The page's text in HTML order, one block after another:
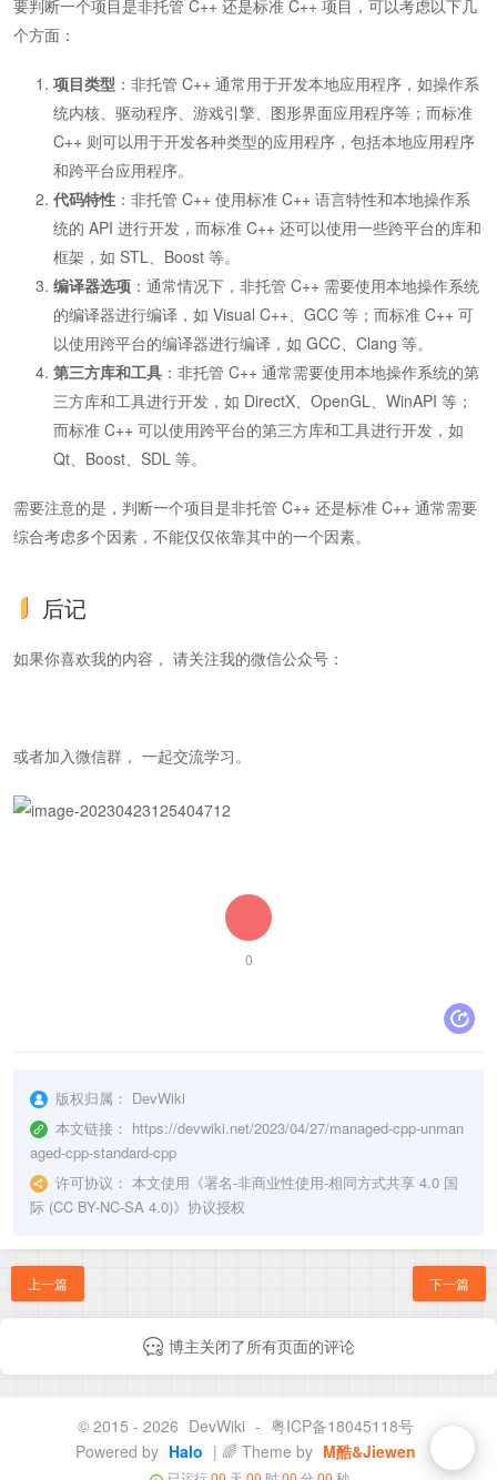
要判断一个项目是非托管 C++ 还是标准 C++ 项目，可以考虑以下几
个方面：
项目类型 ：非托管 C++ 通常用于开发本地应用程序，如操作系
统内核、驱动程序、游戏引擎、图形界面应用程序等；而标准
C++ 则可以用于开发各种类型的应用程序，包括本地应用程序
和跨平台应用程序。
代码特性 ：非托管 C++ 使用标准 C++ 语言特性和本地操作系
统的 API 进行开发，而标准 C++ 还可以使用一些跨平台的库和
框架，如 STL、Boost 等。
编译器选项 ：通常情况下，非托管 C++ 需要使用本地操作系统
的编译器进行编译，如 Visual C++、GCC 等；而标准 C++ 可
以使用跨平台的编译器进行编译，如 GCC、Clang 等。
第三方库和工具 ：非托管 C++ 通常需要使用本地操作系统的第
三方库和工具进行开发，如 DirectX、OpenGL、WinAPI 等；
而标准 C++ 可以使用跨平台的第三方库和工具进行开发，如
Qt、Boost、SDL 等。
需要注意的是，判断一个项目是非托管 C++ 还是标准 C++ 通常需要
综合考虑多个因素，不能仅仅依靠其中的一个因素。
后记
如果你喜欢我的内容， 请关注我的微信公众号：
或者加入微信群， 一起交流学习。
0
版权归属： DevWiki
本文链接： https://devwiki.net/2023/04/27/managed-cpp-unman
aged-cpp-standard-cpp
许可协议： 本文使用《署名-非商业性使用-相同方式共享 4.0 国
际 (CC BY-NC-SA 4.0)》协议授权
上一篇 下一篇
博主关闭了所有页面的评论
© 2015 - 2026 DevWiki - 粤ICP备18045118号
Powered by Halo | 🌈 Theme by M酷&Jiewen